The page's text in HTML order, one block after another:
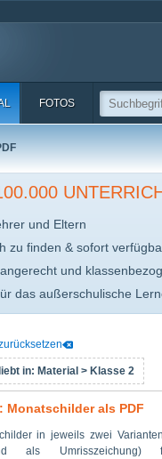
FOTOS
und Eltern
zu finden & sofort
und
das außerschulische
in: Material > Klasse 2
Monatschilder als PDF
in jeweils zwei
als Umrisszeichung)
oder als